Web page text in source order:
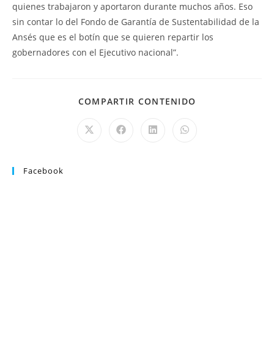
quienes trabajaron y aportaron durante muchos años. Eso
sin contar lo del Fondo de Garantía de Sustentabilidad de la
Ansés que es el botín que se quieren repartir los
gobernadores con el Ejecutivo nacional”.
COMPARTIR CONTENIDO
Facebook